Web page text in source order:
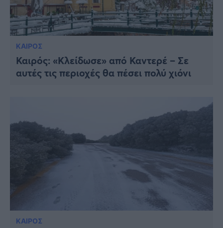
ΚΑΙΡΟΣ
Καιρός: «Κλείδωσε» από Καντερέ – Σε
αυτές τις περιοχές θα πέσει πολύ χιόνι
ΚΑΙΡΟΣ